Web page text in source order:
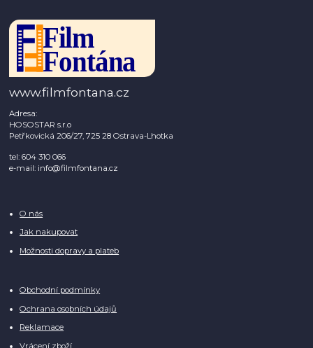
www.filmfontana.cz
Adresa:
HOSOSTAR s.r.o
Petřkovická 206/27, 725 28 Ostrava-Lhotka
tel: 604 310 066
e-mail: info@filmfontana.cz
O nás
Jak nakupovat
Možnosti dopravy a plateb
Obchodní podmínky
Ochrana osobních údajů
Reklamace
Vrácení zboží